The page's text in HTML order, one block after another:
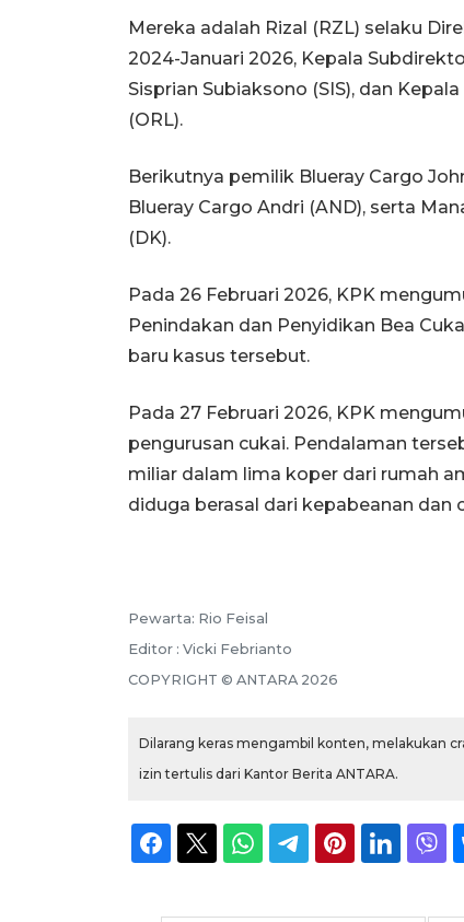
Mereka adalah Rizal (RZL) selaku
2024-Januari 2026, Kepala
Sisprian Subiaksono (SIS), dan
(ORL).
Berikutnya pemilik Blueray Cargo
Blueray Cargo Andri (AND), serta
(DK).
Pada 26 Februari 2026, KPK
Penindakan dan Penyidikan Bea
baru kasus tersebut.
Pada 27 Februari 2026, KPK
pengurusan cukai. Pendalaman
miliar dalam lima koper dari rumah
diduga berasal dari kepabeanan dan
Pewarta: Rio Feisal
Editor : Vicki Febrianto
COPYRIGHT © ANTARA 2026
Dilarang keras mengambil konten, melakukan
izin tertulis dari Kantor Berita ANTARA.